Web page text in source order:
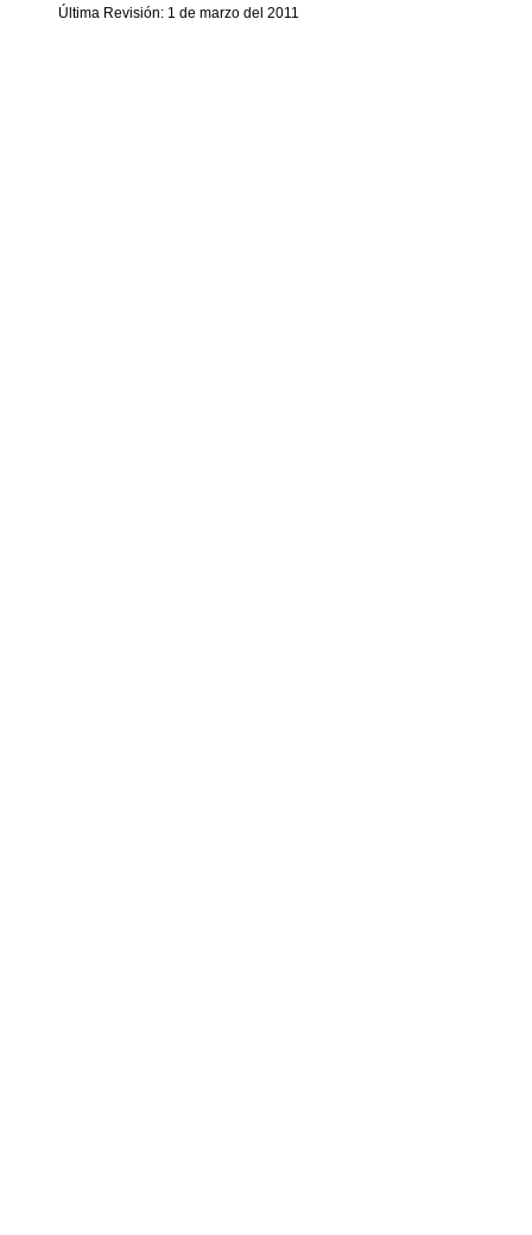
Última Revisión: 1 de marzo del 2011